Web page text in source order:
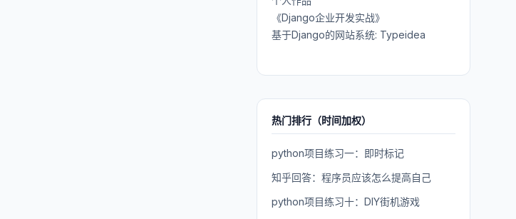
《Django企业开发实战》
基于Django的网站系统: Typeidea
热门排行（时间加权）
python项目练习一：即时标记
知乎回答：程序员应该怎么提高自己
python项目练习十：DIY街机游戏